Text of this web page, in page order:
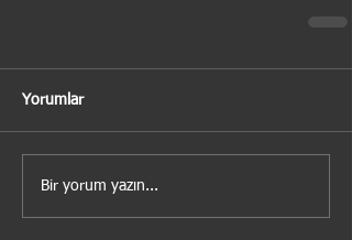
Yorumlar
Bir yorum yazın...